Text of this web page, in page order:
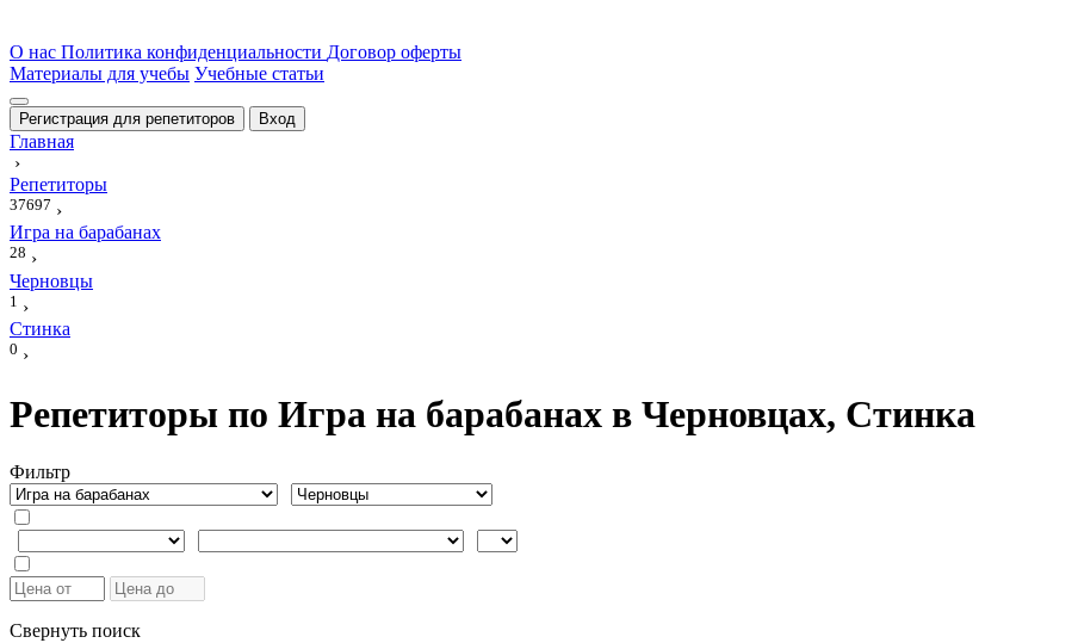
О нас Политика конфиденциальности Договор оферты
Материалы для учебы Учебные статьи
Регистрация для репетиторов Вход
Главная
›
Репетиторы
37697 ›
Игра на барабанах
28 ›
Черновцы
1 ›
Стинка
0 ›
Репетиторы по Игра на барабанах в Черновцах, Стинка
Фильтр
Свернуть поиск